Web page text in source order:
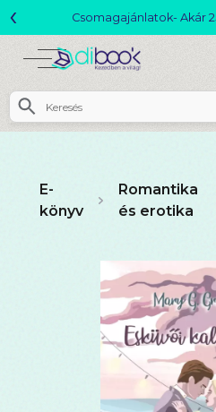
Csomagajánlatok- Akár
‹
E-
könyv
Romantika
és erotika